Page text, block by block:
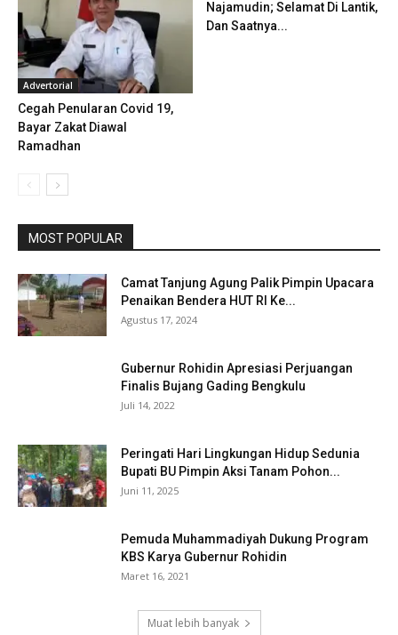
Advertorial
Cegah Penularan Covid 19,
Bayar Zakat Diawal
Ramadhan
Najamudin; Selamat Di Lantik,
Dan Saatnya...
MOST POPULAR
Camat Tanjung Agung Palik Pimpin Upacara
Penaikan Bendera HUT RI Ke...
Agustus 17, 2024
Gubernur Rohidin Apresiasi Perjuangan
Finalis Bujang Gading Bengkulu
Juli 14, 2022
Peringati Hari Lingkungan Hidup Sedunia
Bupati BU Pimpin Aksi Tanam Pohon...
Juni 11, 2025
Pemuda Muhammadiyah Dukung Program
KBS Karya Gubernur Rohidin
Maret 16, 2021
Muat lebih banyak